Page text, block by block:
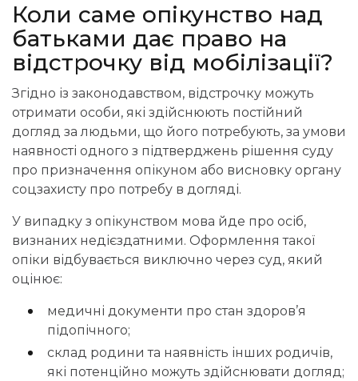
Коли саме опікунство над
батьками дає право на
відстрочку від мобілізації?
Згідно із законодавством, відстрочку можуть
отримати особи, які здійснюють постійний
догляд за людьми, що його потребують, за умови
наявності одного з підтверджень рішення суду
про призначення опікуном або висновку органу
соцзахисту про потребу в догляді.
У випадку з опікунством мова йде про осіб,
визнаних недієздатними. Оформлення такої
опіки відбувається виключно через суд, який
оцінює:
медичні документи про стан здоров’я
підопічного;
склад родини та наявність інших родичів,
які потенційно можуть здійснювати догляд;